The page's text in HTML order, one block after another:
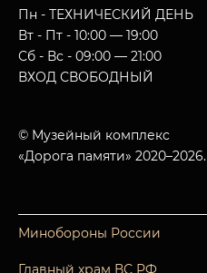
Пн - ТЕХНИЧЕСКИЙ ДЕНЬ
Вт - Пт - 10:00 — 19:00
Сб - Вс - 09:00 — 21:00
ВХОД СВОБОДНЫЙ
© Музейный комплекс
«Дорога памяти» 2020–2026.
Минобороны России
Главный храм ВС РФ